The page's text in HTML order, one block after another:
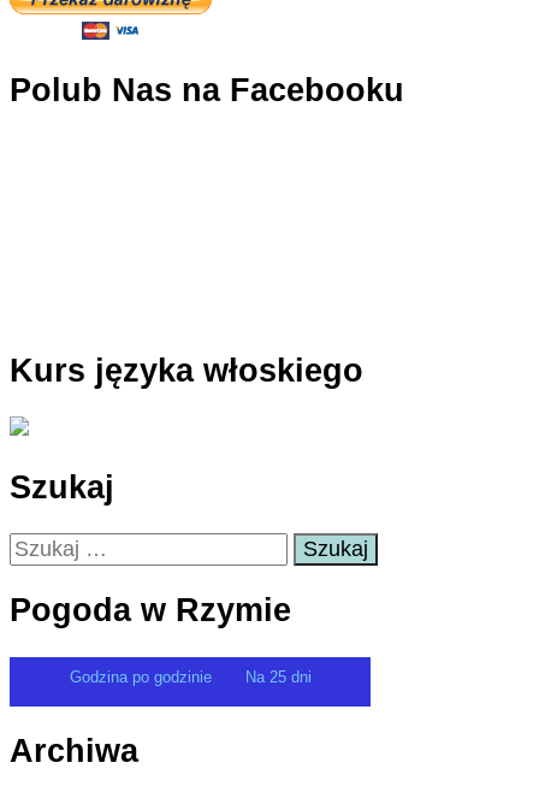
Polub Nas na Facebooku
Kurs języka włoskiego
Szukaj
Szukaj:
Pogoda w Rzymie
Godzina po godzinie Na 25 dni
Archiwa